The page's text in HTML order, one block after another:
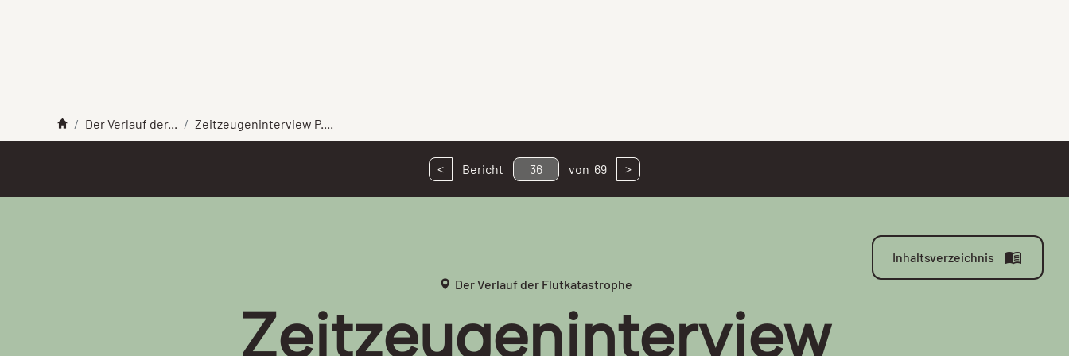
Der Verlauf der... Zeitzeugeninterview P....
< Bericht 36 von 69 >
Inhaltsverzeichnis
Der Verlauf der Flutkatastrophe
Zeitzeugeninterview